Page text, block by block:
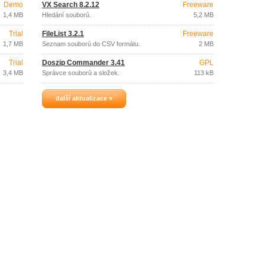
Demo
1,4 MB
Trial
1,7 MB
Trial
3,4 MB
VX Search 8.2.12
Hledání souborů.
Freeware
5,2 MB
FileList 3.2.1
Seznam souborů do CSV formátu.
Freeware
2 MB
Doszip Commander 3.41
Správce souborů a složek.
GPL
113 kB
další aktualizace »